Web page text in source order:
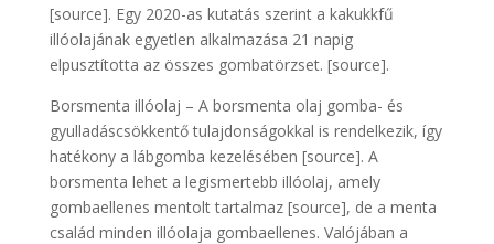
[source]. Egy 2020-as kutatás szerint a kakukkfű
illóolajának egyetlen alkalmazása 21 napig
elpusztította az összes gombatörzset. [source].
Borsmenta illóolaj – A borsmenta olaj gomba- és
gyulladáscsökkentő tulajdonságokkal is rendelkezik, így
hatékony a lábgomba kezelésében [source]. A
borsmenta lehet a legismertebb illóolaj, amely
gombaellenes mentolt tartalmaz [source], de a menta
család minden illóolaja gombaellenes. Valójában a